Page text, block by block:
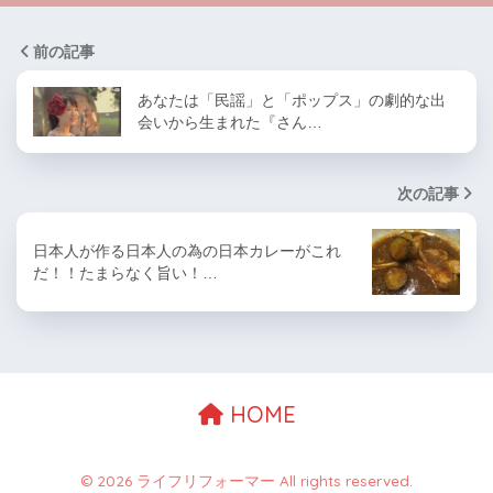
前の記事
あなたは「民謡」と「ポップス」の劇的な出
会いから生まれた『さん…
次の記事
日本人が作る日本人の為の日本カレーがこれ
だ！！たまらなく旨い！…
HOME
© 2026 ライフリフォーマー All rights reserved.